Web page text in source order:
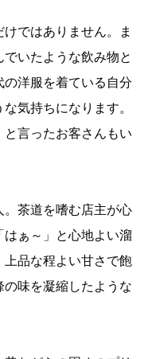
ではありません。ま
いたような飲み物と
洋服を着ている自分
気持ちになります。
言ったお客さんもい
茶道を嗜む店主が心
ぁ～」と心地よい溜
品な程よい甘さで飽
味を凝縮したような